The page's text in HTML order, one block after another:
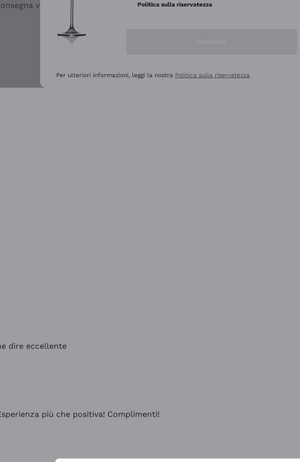
velocissima
dire eccellente
più che positiva! Complimenti!
Politica sulla riservatezza
Per ulteriori informazioni, leggi la nostra Politica sulla riservatezza